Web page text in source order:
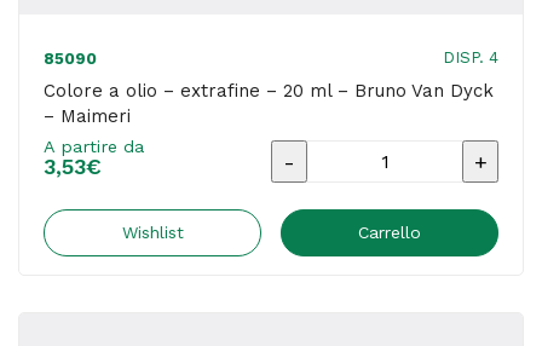
85090 DISP. 4
Colore a olio – extrafine – 20 ml – Bruno Van Dyck
– Maimeri
A partire da
3,53€
Colore
olio
Wishlist Carrello